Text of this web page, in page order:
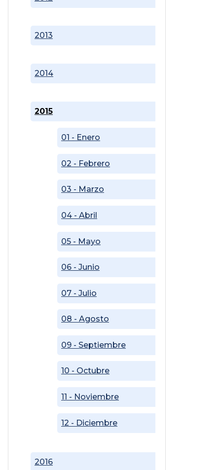
2013
2014
2015
01 - Enero
02 - Febrero
03 - Marzo
04 - Abril
05 - Mayo
06 - Junio
07 - Julio
08 - Agosto
09 - Septiembre
10 - Octubre
11 - Noviembre
12 - Diciembre
2016